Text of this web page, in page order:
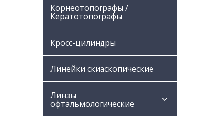
Корнеотопографы /
Кератотопографы
Кросс-цилиндры
Линейки скиаскопические
Линзы
офтальмологические